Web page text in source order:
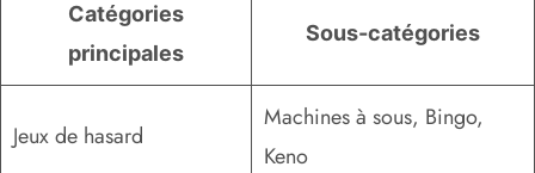
Catégories
principales
Sous-catégories
Jeux de hasard
Machines à sous, Bingo,
Keno